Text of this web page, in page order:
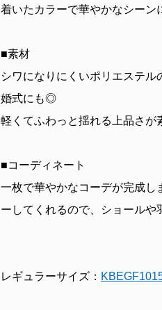
着いたカラーで華やかなシー
■素材
シワになりにくいポリエステ
婚式にも◎
軽くてふわっと揺れる上品さが
■コーディネート
一枚で華やかなコーデが完成し
ーしてくれるので、ショールや
レギュラーサイズ：